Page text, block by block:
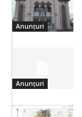
Anunțuri
Anunțuri